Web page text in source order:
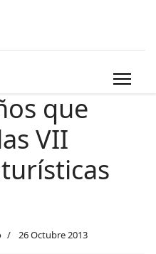
que
VII
26 Octubre 2013